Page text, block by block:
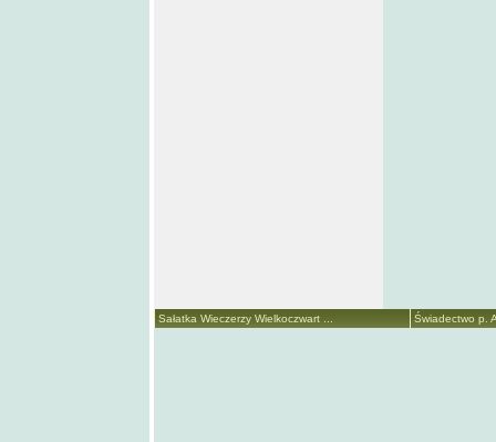
Sałatka Wieczerzy Wielkoczwart ... Świadectwo p.